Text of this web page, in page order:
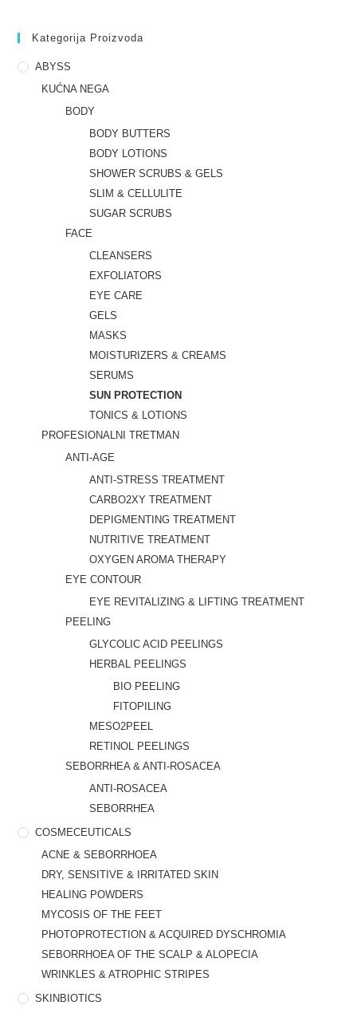
Kategorija Proizvoda
ABYSS
KUĆNA NEGA
BODY
BODY BUTTERS
BODY LOTIONS
SHOWER SCRUBS & GELS
SLIM & CELLULITE
SUGAR SCRUBS
FACE
CLEANSERS
EXFOLIATORS
EYE CARE
GELS
MASKS
MOISTURIZERS & CREAMS
SERUMS
SUN PROTECTION
TONICS & LOTIONS
PROFESIONALNI TRETMAN
ANTI-AGE
ANTI-STRESS TREATMENT
CARBO2XY TREATMENT
DEPIGMENTING TREATMENT
NUTRITIVE TREATMENT
OXYGEN AROMA THERAPY
EYE CONTOUR
EYE REVITALIZING & LIFTING TREATMENT
PEELING
GLYCOLIC ACID PEELINGS
HERBAL PEELINGS
BIO PEELING
FITOPILING
MESO2PEEL
RETINOL PEELINGS
SEBORRHEA & ANTI-ROSACEA
ANTI-ROSACEA
SEBORRHEA
COSMECEUTICALS
ACNE & SEBORRHOEA
DRY, SENSITIVE & IRRITATED SKIN
HEALING POWDERS
MYCOSIS OF THE FEET
PHOTOPROTECTION & ACQUIRED DYSCHROMIA
SEBORRHOEA OF THE SCALP & ALOPECIA
WRINKLES & ATROPHIC STRIPES
SKINBIOTICS